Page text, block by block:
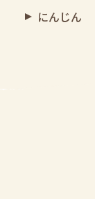
にんじん